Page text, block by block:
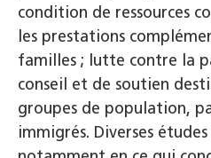
condition de ressources
les prestations
familles ; lutte contre la
conseil et de soutien
groupes de population,
immigrés. Diverses